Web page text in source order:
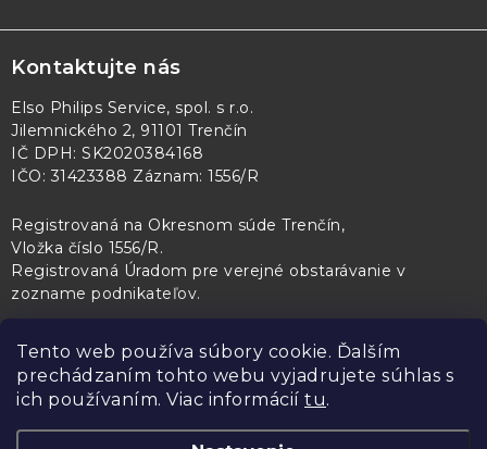
Tento web používa súbory cookie. Ďalším
prechádzaním tohto webu vyjadrujete súhlas s
ich používaním. Viac informácií tu.
Kontaktujte nás
Elso Philips Service, spol. s r.o.
Jilemnického 2, 91101 Trenčín
IČ DPH: SK2020384168
IČO: 31423388 Záznam: 1556/R
Registrovaná na Okresnom súde Trenčín,
Vložka číslo 1556/R.
Registrovaná Úradom pre verejné obstarávanie v
zozname podnikateľov.
PL Servis Kontroltech Technický skúšobný ústav Piešťany